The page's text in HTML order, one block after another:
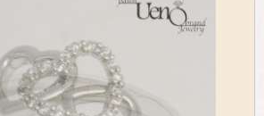
> スタッフおすすめ情報
> お知らせ
> キャンペーン情報